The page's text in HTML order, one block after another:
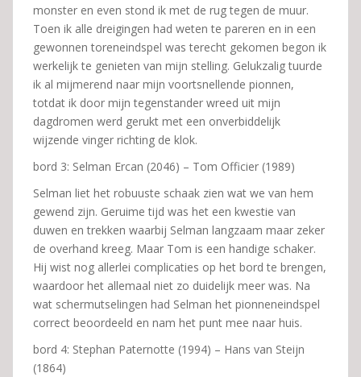
monster en even stond ik met de rug tegen de muur.
Toen ik alle dreigingen had weten te pareren en in een
gewonnen toreneindspel was terecht gekomen begon ik
werkelijk te genieten van mijn stelling. Gelukzalig tuurde
ik al mijmerend naar mijn voortsnellende pionnen,
totdat ik door mijn tegenstander wreed uit mijn
dagdromen werd gerukt met een onverbiddelijk
wijzende vinger richting de klok.
bord 3: Selman Ercan (2046) – Tom Officier (1989)
Selman liet het robuuste schaak zien wat we van hem
gewend zijn. Geruime tijd was het een kwestie van
duwen en trekken waarbij Selman langzaam maar zeker
de overhand kreeg. Maar Tom is een handige schaker.
Hij wist nog allerlei complicaties op het bord te brengen,
waardoor het allemaal niet zo duidelijk meer was. Na
wat schermutselingen had Selman het pionneneindspel
correct beoordeeld en nam het punt mee naar huis.
bord 4: Stephan Paternotte (1994) – Hans van Steijn
(1864)